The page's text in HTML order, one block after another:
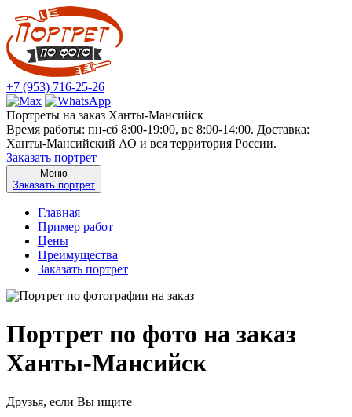
+7 (953) 716-25-26
Портреты на заказ Ханты-Мансийск
Время работы: пн-сб 8:00-19:00, вс 8:00-14:00. Доставка:
Ханты-Мансийский АО и вся территория России.
Заказать портрет
Меню
Заказать портрет
Главная
Пример работ
Цены
Преимущества
Заказать портрет
Портрет по фото на заказ
Ханты-Мансийск
Друзья, если Вы ищите